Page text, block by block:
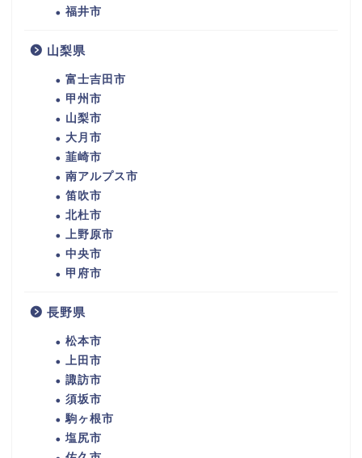
福井市
山梨県
富士吉田市
甲州市
山梨市
大月市
韮崎市
南アルプス市
笛吹市
北杜市
上野原市
中央市
甲府市
長野県
松本市
上田市
諏訪市
須坂市
駒ヶ根市
塩尻市